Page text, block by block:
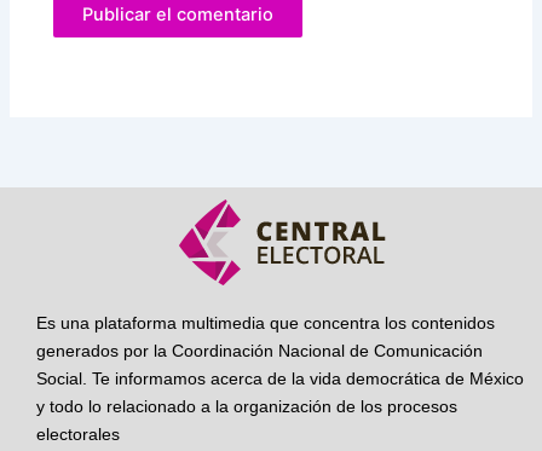
Es una plataforma multimedia que concentra los contenidos
generados por la Coordinación Nacional de Comunicación
Social. Te informamos acerca de la vida democrática de México
y todo lo relacionado a la organización de los procesos
electorales